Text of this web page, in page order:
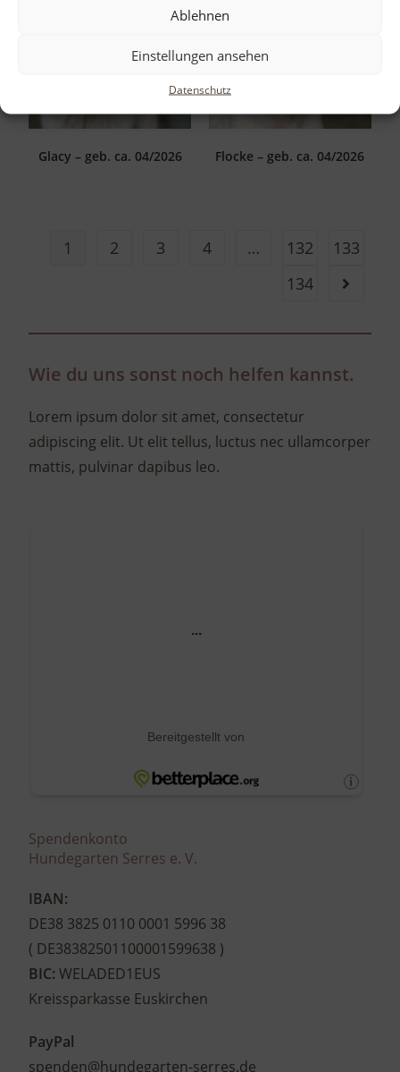
Ablehnen
Einstellungen ansehen
Datenschutz
Glacy – geb. ca. 04/2026 Flocke – geb. ca. 04/2026
1 2 3 4 … 132
133
134
Wie du uns sonst noch helfen kannst.
Lorem ipsum dolor sit amet, consectetur
adipiscing elit. Ut elit tellus, luctus nec ullamcorper
mattis, pulvinar dapibus leo.
Spendenkonto
Hundegarten Serres e. V.
IBAN:
DE38 3825 0110 0001 5996 38
( DE38382501100001599638 )
BIC: WELADED1EUS
Kreissparkasse Euskirchen
PayPal
spenden@hundegarten-serres.de